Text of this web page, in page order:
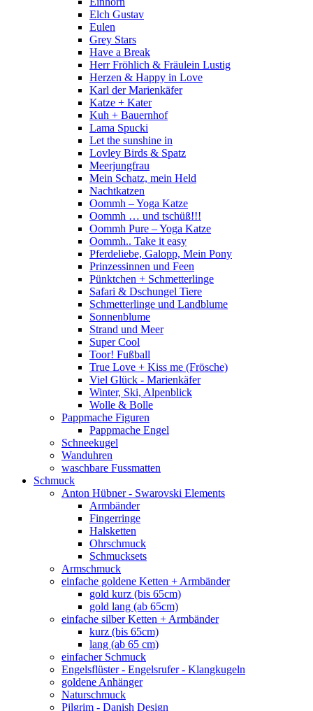
Elch Gustav
Eulen
Grey Stars
Have a Break
Herr Fröhlich & Fräulein Lustig
Herzen & Happy in Love
Karl der Marienkäfer
Katze + Kater
Kuh + Bauernhof
Lama Spucki
Let the sunshine in
Lovley Birds & Spatz
Meerjungfrau
Mein Schatz, mein Held
Nachtkatzen
Oommh – Yoga Katze
Oommh … und tschüß!!!
Oommh Pure – Yoga Katze
Oommh.. Take it easy
Pferdeliebe, Galopp, Mein Pony
Prinzessinnen und Feen
Pünktchen + Schmetterlinge
Safari & Dschungel Tiere
Schmetterlinge und Landblume
Sonnenblume
Strand und Meer
Super Cool
Toor! Fußball
True Love + Kiss me (Frösche)
Viel Glück - Marienkäfer
Winter, Ski, Alpenblick
Wolle & Bolle
Pappmache Figuren
Pappmache Engel
Schneekugel
Wanduhren
waschbare Fussmatten
Schmuck
Anton Hübner - Swarovski Elements
Armbänder
Fingerringe
Halsketten
Ohrschmuck
Schmucksets
Armschmuck
einfache goldene Ketten + Armbänder
gold kurz (bis 65cm)
gold lang (ab 65cm)
einfache silber Ketten + Armbänder
kurz (bis 65cm)
lang (ab 65 cm)
einfacher Schmuck
Engelsflüster - Engelsrufer - Klangkugeln
goldene Anhänger
Naturschmuck
Pilgrim - Danish Design